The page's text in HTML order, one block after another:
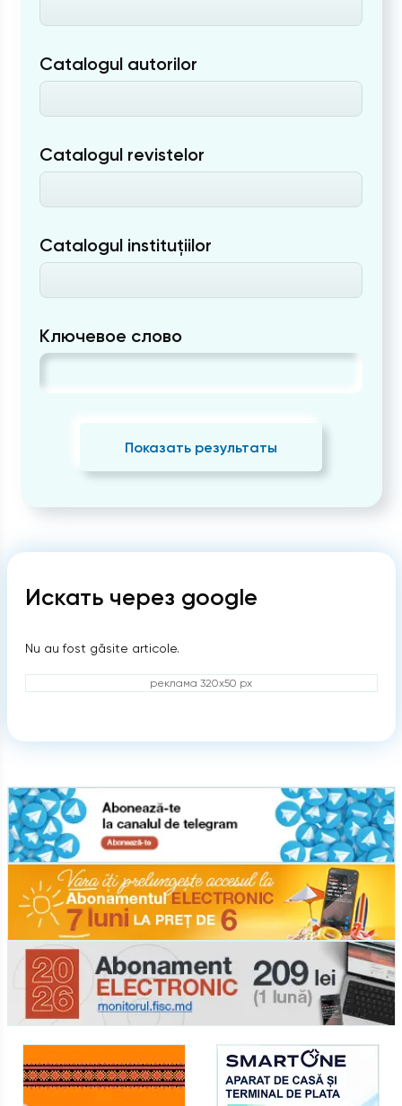
Catalogul autorilor
Catalogul revistelor
Catalogul instituțiilor
Ключевое слово
Показать результаты
Искать через google
Nu au fost găsite articole.
реклама 320x50 px